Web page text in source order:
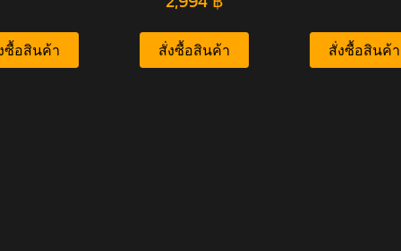
ซื้อสินค้า สั่งซื้อสินค้า สั่งซื้อสินค้า